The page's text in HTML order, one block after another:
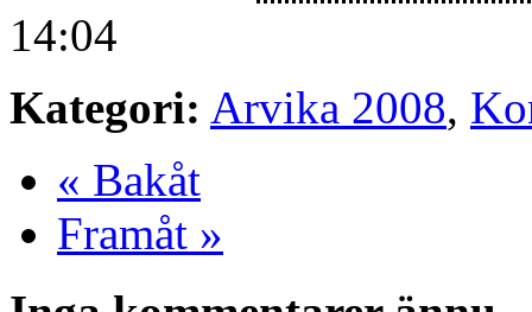
14:04
Kategori: Arvika 2008,
« Bakåt
Framåt »